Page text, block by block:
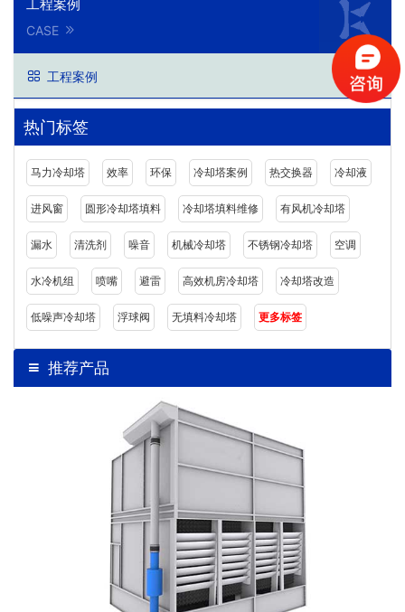
工程案例
CASE
工程案例
热门标签
马力冷却塔 效率 环保 冷却塔案例 热交换器 冷却液
进风窗 圆形冷却塔填料 冷却塔填料维修 有风机冷却塔
漏水 清洗剂 噪音 机械冷却塔 不锈钢冷却塔 空调
水冷机组 喷嘴 避雷 高效机房冷却塔 冷却塔改造
低噪声冷却塔 浮球阀 无填料冷却塔 更多标签
推荐产品